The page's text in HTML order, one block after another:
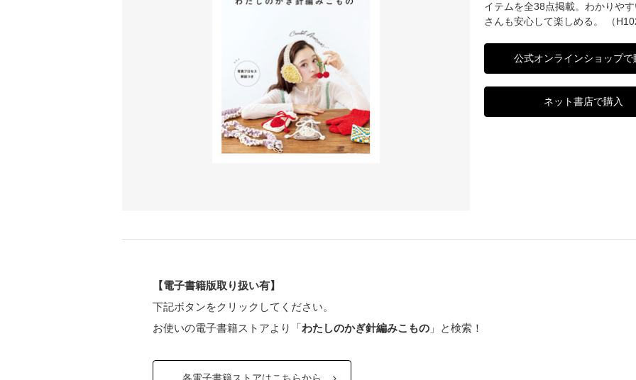
イテムを全38点掲載。わかりや
さんも安心して楽しめる。 （
公式オンラインショップで
ネット書店で購入
【電子書籍版取り扱い有】
下記ボタンをクリックしてください。
お使いの電子書籍ストアより「わたしのかぎ針編みこもの」と検索！